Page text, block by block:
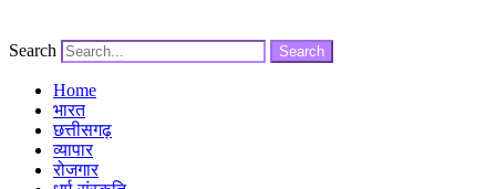
Search Search
Home
भारत
छत्तीसगढ़
व्यापार
रोजगार